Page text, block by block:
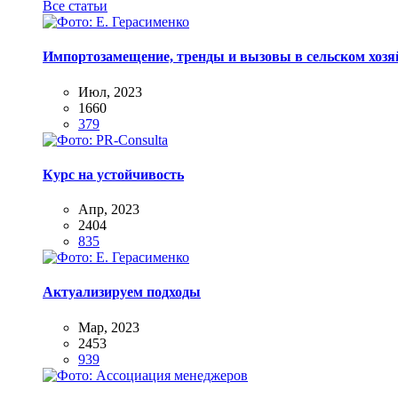
Все статьи
Импортозамещение, тренды и вызовы в сельском
Июл, 2023
1660
379
Курс на устойчивость
Апр, 2023
2404
835
Актуализируем подходы
Мар, 2023
2453
939